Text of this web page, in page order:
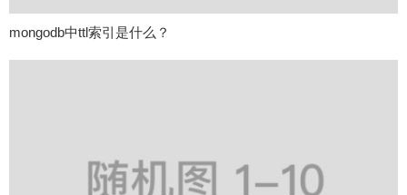
mongodb中ttl索引是什么？